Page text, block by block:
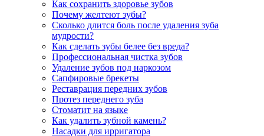
Как сохранить здоровье зубов
Почему желтеют зубы?
Сколько длится боль после удаления зуба
мудрости?
Как сделать зубы белее без вреда?
Профессиональная чистка зубов
Удаление зубов под наркозом
Сапфировые брекеты
Реставрация передних зубов
Протез переднего зуба
Стоматит на языке
Как удалить зубной камень?
Насадки для ирригатора